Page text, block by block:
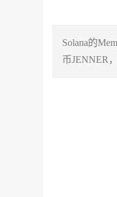
Solana的
币JENNER